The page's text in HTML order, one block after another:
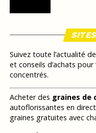
Suivez toute l’actualité
et conseils d’achats
concentrés.
Acheter des graines de
autoflorissantes en direct
graines gratuites avec